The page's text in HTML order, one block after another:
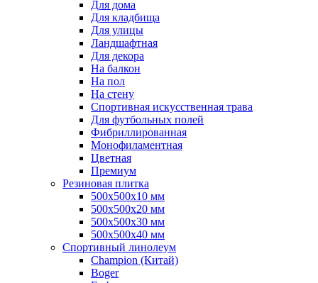
Для дома
Для кладбища
Для улицы
Ландшафтная
Для декора
На балкон
На пол
На стену
Спортивная искусственная трава
Для футбольных полей
Фибриллированная
Монофиламентная
Цветная
Премиум
Резиновая плитка
500х500х10 мм
500х500х20 мм
500х500х30 мм
500х500х40 мм
Спортивный линолеум
Champion (Китай)
Boger